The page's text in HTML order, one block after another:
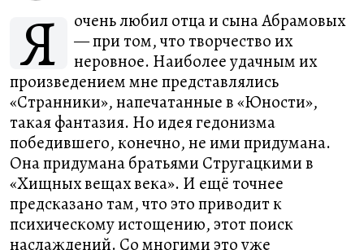
Я
очень любил отца и сына Абрамовых
— при том, что творчество их
неровное. Наиболее удачным их
произведением мне представлялись
«Странники», напечатанные в «Юности»,
такая фантазия. Но идея гедонизма
победившего, конечно, не ими придумана.
Она придумана братьями Стругацкими в
«Хищных вещах века». И ещё точнее
предсказано там, что это приводит к
психическому истощению, этот поиск
наслаждений. Со многими это уже